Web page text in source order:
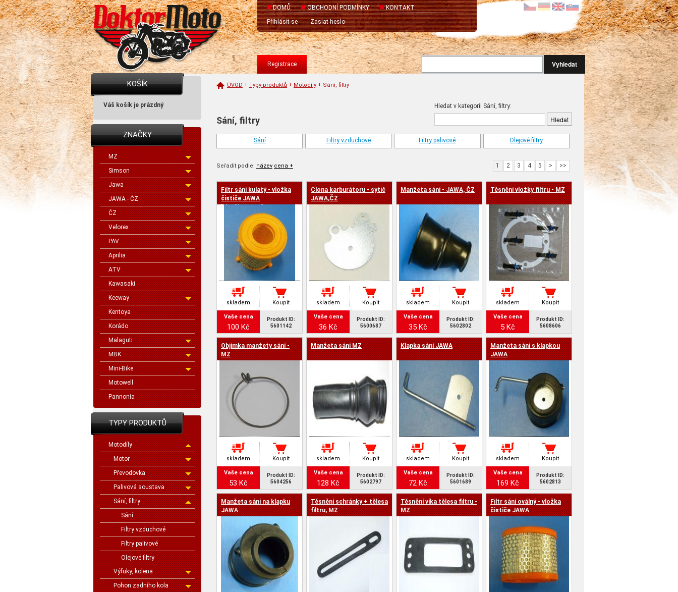
DOMŮ OBCHODNÍ PODMÍNKY
KONTAKT
Přihlásit se
Zaslat heslo
Vyhledat
Registrace
KOŠÍK
Váš košík je prázdný
ZNAČKY
MZ
Simson
Jawa
JAWA - ČZ
ČZ
Velorex
PAV
Aprilia
ATV
Kawasaki
Keeway
Kentoya
Korádo
Malaguti
MBK
Mini-Bike
Motowell
Pannonia
TYPY PRODUKTŮ
Motodíly
Motor
Převodovka
Palivová soustava
Sání, filtry
Sání
Filtry vzduchové
Filtry palivové
Olejové filtry
Výfuky, kolena
Pohon zadního kola
ÚVOD + Typy produktů + Motodíly + Sání, filtry
Hledat v kategorii Sání, filtry:
Sání, filtry
Sání Filtry vzduchové Filtry palivové Olejové filtry
Seřadit podle: název cena +
cena -
1 2 3 4 5 > >>
Filtr sání kulatý - vložka
čističe JAWA
skladem Koupit
Vaše cena
100 Kč
Produkt ID:
5601142
Clona karburátoru - sytič
JAWA,ČZ
skladem Koupit
Vaše cena
36 Kč
Produkt ID:
5600687
Manžeta sání - JAWA, ČZ
skladem Koupit
Vaše cena
35 Kč
Produkt ID:
5602802
Těsnění vložky filtru - MZ
skladem Koupit
Vaše cena
5 Kč
Produkt ID:
5608606
Objímka manžety sání -
MZ
skladem Koupit
Vaše cena
53 Kč
Produkt ID:
5604256
Manžeta sání MZ
skladem Koupit
Vaše cena
128 Kč
Produkt ID:
5602797
Klapka sání JAWA
skladem Koupit
Vaše cena
72 Kč
Produkt ID:
5601689
Manžeta sání s klapkou
JAWA
skladem Koupit
Vaše cena
169 Kč
Produkt ID:
5602813
Manžeta sání na klapku
JAWA
Těsnění schránky + tělesa
filtru, MZ
Těsnění víka tělesa filtru -
MZ
Filtr sání oválný - vložka
čističe JAWA